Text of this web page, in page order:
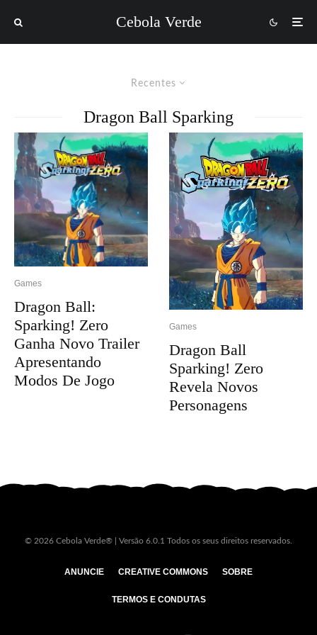
Cebola Verde
Recentes
Dragon Ball Sparking
Games
Dragon Ball:
Sparking! Zero
Ganha Novo Trailer
Apresentando
Modos De Jogo
Games
Dragon Ball
Sparking! Zero
Revela Novos
Personagens
© 2026 Cebola Verde® | Versão 6.0.1 Todos os seus direitos reservados.
ANUNCIE CREATIVE COMMONS SOBRE
TERMOS E CONDUTAS